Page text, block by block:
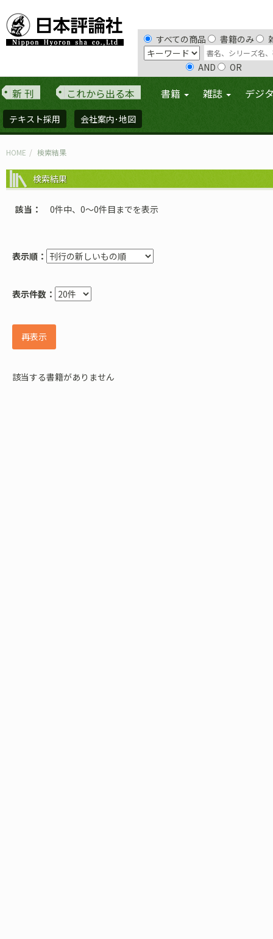
すべての商品 書籍のみ
AND OR
新 刊 これから出る本 書籍 雑誌 デジ
テキスト採用 会社案内･地図
HOME 検索結果
検索結果
該当 0件中、0〜0件目までを表示
表示順：
表示件数：
再表示
該当する書籍がありません